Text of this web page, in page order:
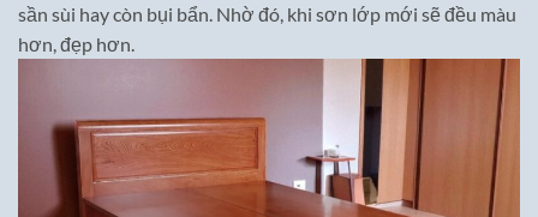
sần sùi hay còn bụi bẩn. Nhờ đó, khi sơn lớp mới sẽ đều màu
hơn, đẹp hơn.